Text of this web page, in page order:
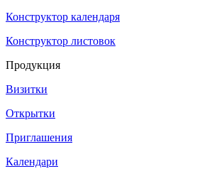
Конструктор календаря
Конструктор листовок
Продукция
Визитки
Открытки
Приглашения
Календари